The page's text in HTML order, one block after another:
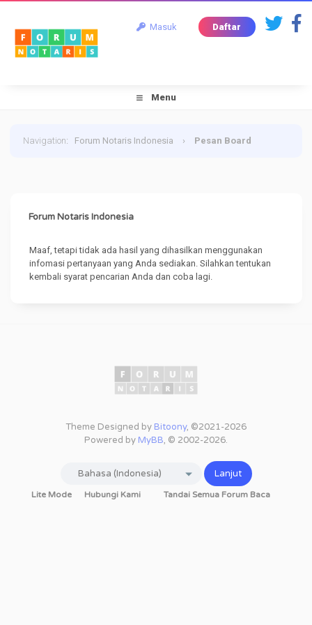
Masuk Daftar
Menu
Navigation: Forum Notaris Indonesia › Pesan Board
Forum Notaris Indonesia
Maaf, tetapi tidak ada hasil yang dihasilkan menggunakan
infomasi pertanyaan yang Anda sediakan. Silahkan tentukan
kembali syarat pencarian Anda dan coba lagi.
Theme Designed by Bitoony, ©2021-2026
Powered by MyBB, © 2002-2026.
Lite Mode Hubungi Kami Tandai Semua Forum Baca